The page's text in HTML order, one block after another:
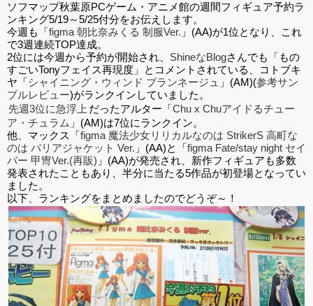
ソフマップ秋葉原PCゲーム・アニメ館の週間フィギュア予約ラ
ンキング5/19～5/25付分をお伝えします。
今週も「figma 朝比奈みくる 制服Ver. 」(AA)が1位となり、これ
で3週連続TOP達成。
2位には今週から予約が開始され、 ShineなBlogさんでも「もの
すごいTonyフェイス再現度」とコメントされている、コトブキ
ヤ「シャイニング・ウィンド ブランネージュ 」(AM)(参考サン
プルレビュー)がランクインしていました。
先週3位に急浮上 だったアルター「Chu x Chuアイドるチュー
ア・チュラム 」(AM)は7位にランクイン。
他、マックス「figma 魔法少女リリカルなのは StrikerS 高町な
のは バリアジャケット Ver. 」(AA)と「figma Fate/stay night セイ
バー 甲冑Ver.(再販) 」(AA)が発売され、新作フィギュアも多数
発表されたこともあり、半分に当たる5作品が初登場となってい
ました。
以下、ランキングをまとめましたのでどうぞ～！